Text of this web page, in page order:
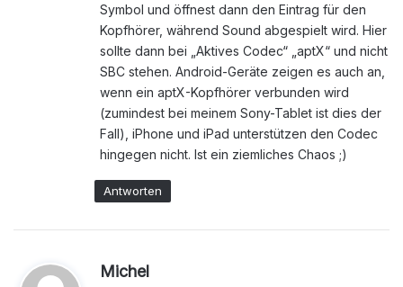
Symbol und öffnest dann den Eintrag für den
Kopfhörer, während Sound abgespielt wird. Hier
sollte dann bei „Aktives Codec“ „aptX“ und nicht
SBC stehen. Android-Geräte zeigen es auch an,
wenn ein aptX-Kopfhörer verbunden wird
(zumindest bei meinem Sony-Tablet ist dies der
Fall), iPhone und iPad unterstützen den Codec
hingegen nicht. Ist ein ziemliches Chaos ;)
Antworten
Michel